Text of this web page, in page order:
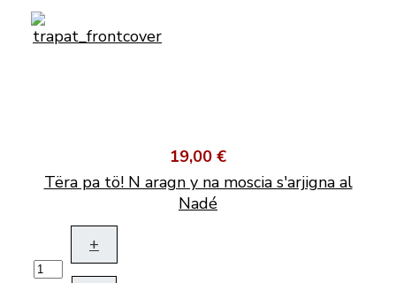
19,00 €
Tëra pa tö! N aragn y na moscia s'arjigna al
Nadé
+